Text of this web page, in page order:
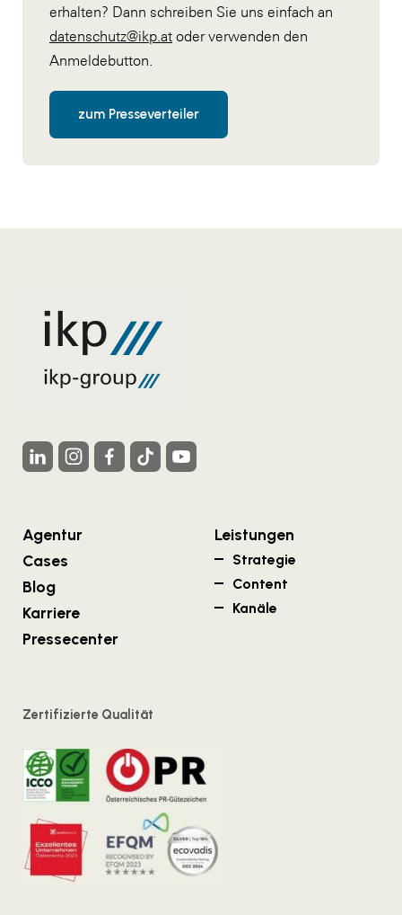
erhalten? Dann schreiben Sie uns einfach an
datenschutz@ikp.at oder verwenden den
Anmeldebutton.
zum Presseverteiler
Agentur
Cases
Blog
Karriere
Pressecenter
Leistungen
Strategie
Content
Kanäle
Zertifizierte Qualität